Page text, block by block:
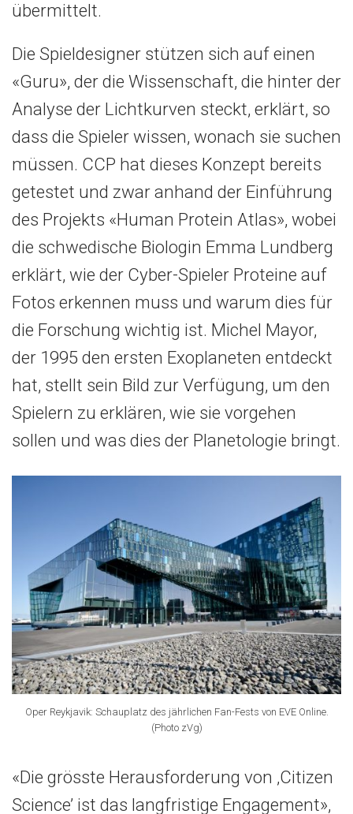
übermittelt.
Die Spieldesigner stützen sich auf einen
«Guru», der die Wissenschaft, die hinter der
Analyse der Lichtkurven steckt, erklärt, so
dass die Spieler wissen, wonach sie suchen
müssen. CCP hat dieses Konzept bereits
getestet und zwar anhand der Einführung
des Projekts «Human Protein Atlas», wobei
die schwedische Biologin Emma Lundberg
erklärt, wie der Cyber-Spieler Proteine auf
Fotos erkennen muss und warum dies für
die Forschung wichtig ist. Michel Mayor,
der 1995 den ersten Exoplaneten entdeckt
hat, stellt sein Bild zur Verfügung, um den
Spielern zu erklären, wie sie vorgehen
sollen und was dies der Planetologie bringt.
Oper Reykjavik: Schauplatz des jährlichen Fan-Fests von EVE Online.
(Photo zVg)
«Die grösste Herausforderung von ‚Citizen
Science’ ist das langfristige Engagement»,